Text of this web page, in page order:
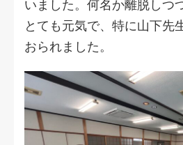
いました。何名か離脱しつ
とても元気で、特に山下先
おられました。